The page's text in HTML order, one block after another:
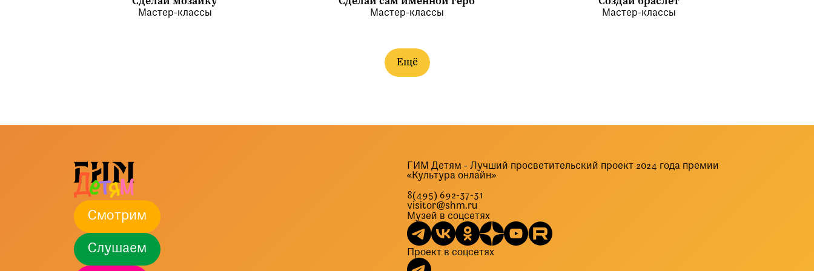
Мастер-классы Мастер-классы Мастер-классы
Ещё
Смотрим
Слушаем
ГИМ Детям - Лучший просветительский проект 2024 года премии
«Культура онлайн»
8(495) 692-37-31
visitor@shm.ru
Музей в соцсетях
Проект в соцсетях